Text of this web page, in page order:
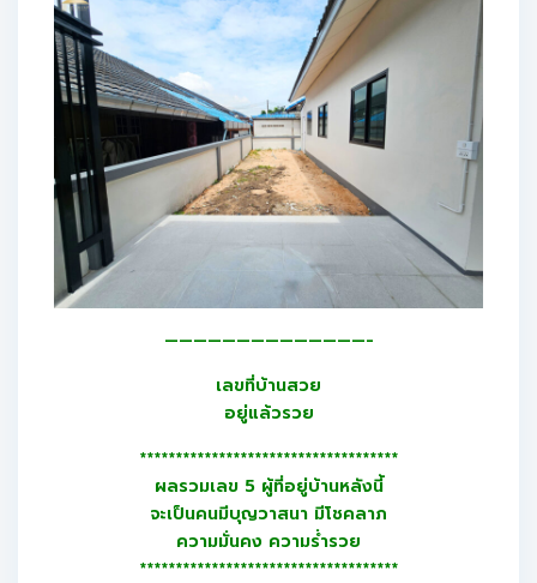
——————————————-
เลขที่บ้านสวย
อยู่แล้วรวย
************************************
ผลรวมเลข 5 ผู้ที่อยู่บ้านหลังนี้
จะเป็นคนมีบุญวาสนา มีโชคลาภ
ความมั่นคง ความร่ำรวย
************************************